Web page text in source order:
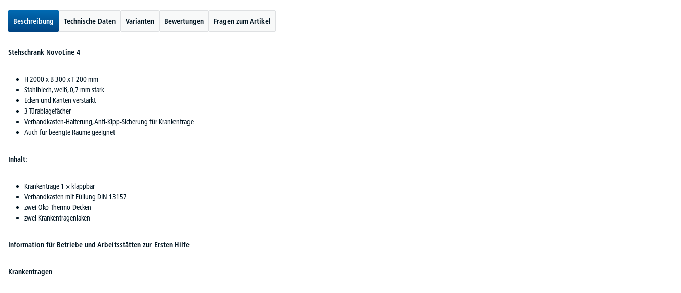
Beschreibung Technische Daten Varianten Bewertungen Fragen zum Artikel
Stehschrank NovoLine 4
H 2000 x B 300 x T 200 mm
Stahlblech, weiß, 0,7 mm stark
Ecken und Kanten verstärkt
3 Türablagefächer
Verbandkasten-Halterung, Anti-Kipp-Sicherung für Krankentrage
Auch für beengte Räume geeignet
Inhalt:
Krankentrage 1 × klappbar
Verbandkasten mit Füllung DIN 13157
zwei Öko-Thermo-Decken
zwei Krankentragenlaken
Information für Betriebe und Arbeitsstätten zur Ersten Hilfe
Krankentragen